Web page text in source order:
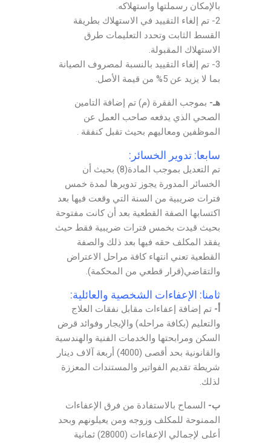
بالإمكان رسملتها واستهلاكه.
2- تم إلغاء التقييد في الاستهلاك بطريقة
القسط الثابت وتحدد التعليمات طرق
الاستهلاك المقبولة.
3- تم إلغاء التقييد بالنسبة لمصروف الصيانة
بما لا يزيد عن 5% من قيمة الأصل.
هـ- بموجب الفقرة (م) تم إضافة التامين
الصحي الذي يدفعه صاحب العمل عن
الموظفين ومعاليهم بحيث تقبل كنفقة .
سابعا: تدوير الخسائر:
تم التعديل بموجب المادة(8) بحيث أن
الخسائر المدورة يجوز تدويرها لمدة خمس
فترات ضريبية من السنة التي وقعت فيها بعد
اكتسابها الصفة القطعية بعد أن كانت مفتوحة
بحيث قيدت بخمس فترات ضريبية فقط حيث
يفقد المكلف حقه فيها بعد ذلك والصفة
القطعية تعني انتهاء كافة مراحل الاعتراض
والتقاضي(قرار قطعي من المحكمة).
ثامنا: الإعفاءات الشخصية والعائلية:
أ‌- تم إضافة إعفاءات مقابل نفقات العلاج
والتعليم (بكافة مراحله) والإيجار وفوائد قرض
السكن ومرابحتها والخدمات الفنية والهندسية
والقانونية بحد أقصى (4000) أربعة آلاف دينار
شريطة تقديم الفواتير والمستندات المعززة
لذلك.
ب‌- السماح بالاستفادة من فرق الإعفاءات
الممنوحة للمكلف وزوجه ومن يعيلونهم وبحد
أعلى لإجمالي الإعفاءات (28000) ثمانية